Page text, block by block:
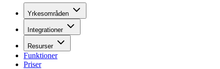
Yrkesområden
Integrationer
Resurser
Funktioner
Priser